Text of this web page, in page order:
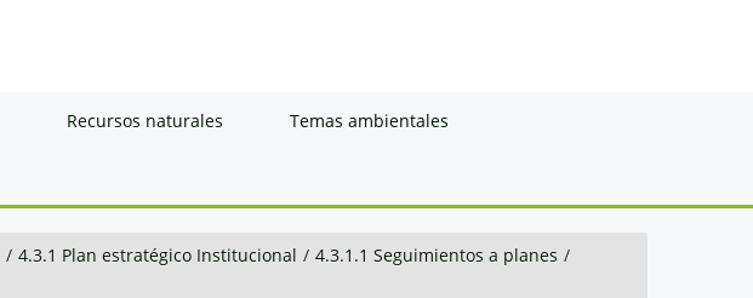
Recursos naturales Temas ambientales
/ 4.3.1 Plan estratégico Institucional / 4.3.1.1 Seguimientos a planes /